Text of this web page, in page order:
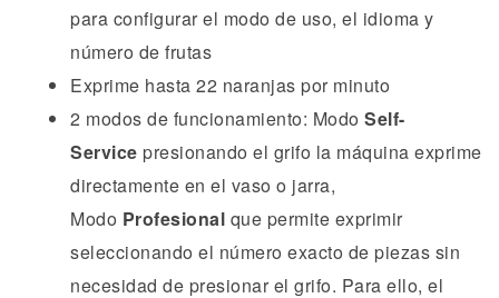
para configurar el modo de uso, el idioma y
número de frutas
Exprime hasta 22 naranjas por minuto
2 modos de funcionamiento: Modo Self-
Service presionando el grifo la máquina exprime
directamente en el vaso o jarra,
Modo Profesional que permite exprimir
seleccionando el número exacto de piezas sin
necesidad de presionar el grifo. Para ello, el